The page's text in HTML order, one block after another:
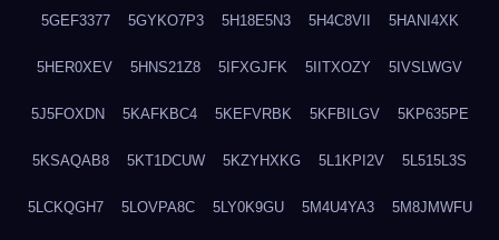
5GEF3377 5GYKO7P3 5H18E5N3 5H4C8VII 5HANI4XK
5HER0XEV 5HNS21Z8 5IFXGJFK 5IITXOZY 5IVSLWGV
5J5FOXDN 5KAFKBC4 5KEFVRBK 5KFBILGV 5KP635PE
5KSAQAB8 5KT1DCUW 5KZYHXKG 5L1KPI2V 5L515L3S
5LCKQGH7 5LOVPA8C 5LY0K9GU 5M4U4YA3 5M8JMWFU